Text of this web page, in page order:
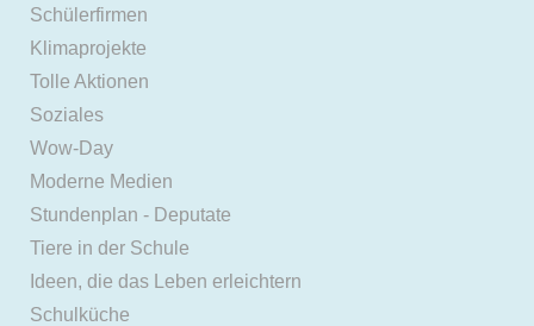
Schülerfirmen
Klimaprojekte
Tolle Aktionen
Soziales
Wow-Day
Moderne Medien
Stundenplan - Deputate
Tiere in der Schule
Ideen, die das Leben erleichtern
Schulküche